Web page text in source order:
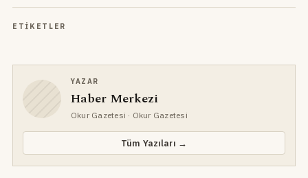
ETIKETLER
YAZAR
Haber Merkezi
Okur Gazetesi · Okur Gazetesi
Tüm Yazıları →